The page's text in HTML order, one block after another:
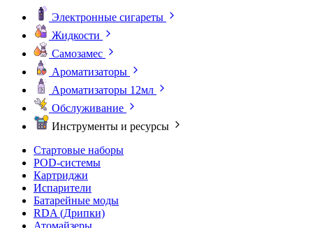
Электронные сигареты
Жидкости
Самозамес
Ароматизаторы
Ароматизаторы 12мл
Обслуживание
Инструменты и ресурсы
Стартовые наборы
POD-системы
Картриджи
Испарители
Батарейные моды
RDA (Дрипки)
Атомайзеры